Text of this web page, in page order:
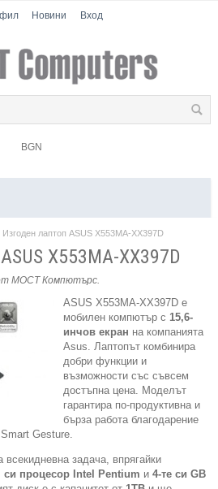
Новини Вход
BGN
Изгоден лаптоп ASUS X553MA-XX397D
X553MA-XX397D
МОСТ Компютърс
ASUS X553MA-XX397D е
мобилен компютър с15,6-
инчов екран на компанията
Asus. Лаптопът комбинира
добри функции и
възможности със съвсем
достъпна цена. Моделът
гарантира по-продуктивна и
бърза работа благодарение
Gesture.
задача, впрягайки
си процесор Intel Pentium и4-те сиGB